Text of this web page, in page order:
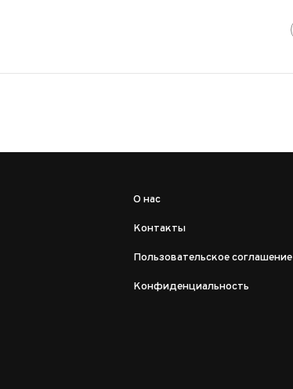
О нас
Контакты
Пользовательское соглашение
Конфиденциальность